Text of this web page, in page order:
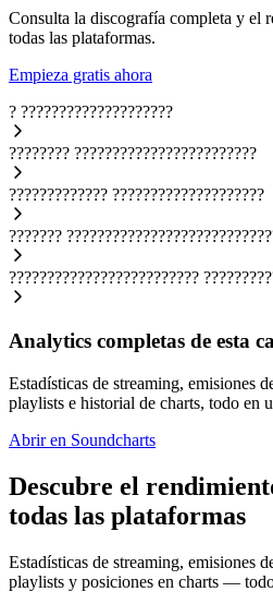
Consulta la discografía completa y el
todas las plataformas.
Empieza gratis ahora
? ????????????????????
???????? ????????????????????????
????????????? ????????????????????
???????
?????????????????????????
Analytics completas de esta
Estadísticas de streaming, emisiones
playlists e historial de charts, todo en
Abrir en Soundcharts
Descubre el
todas las plataformas
Estadísticas de streaming, emisiones
playlists y posiciones en charts —